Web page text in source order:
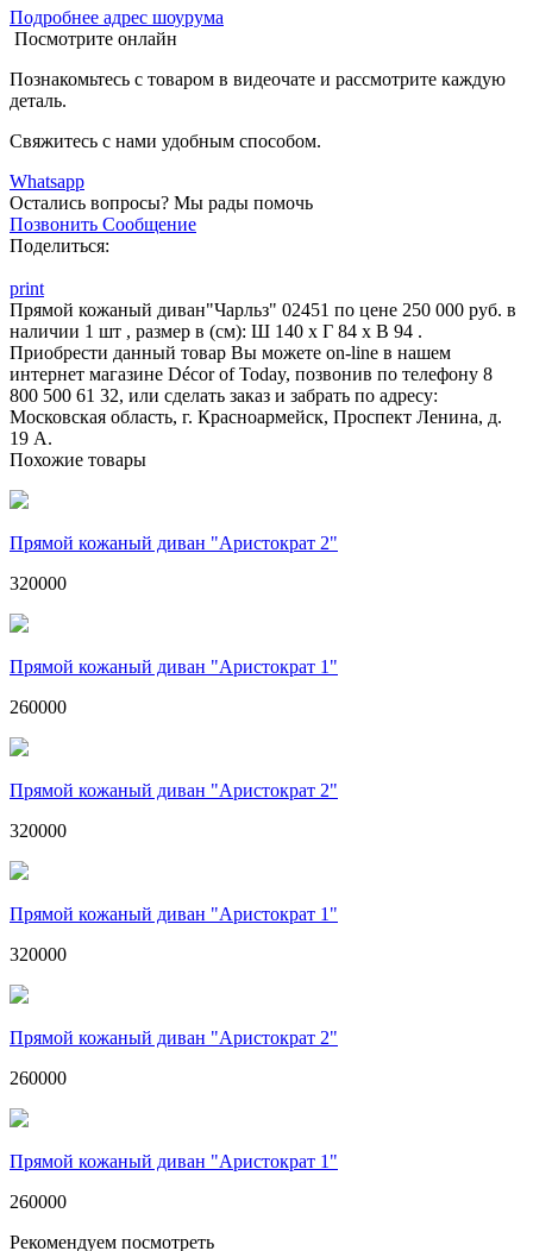
Подробнее адрес шоурума
Посмотрите онлайн
Познакомьтесь с товаром в видеочате и рассмотрите каждую
деталь.
Свяжитесь с нами удобным способом.
Whatsapp
Остались вопросы? Мы рады помочь
Позвонить Сообщение
Поделиться:
print
Прямой кожаный диван"Чарльз" 02451 по цене 250 000 руб. в
наличии 1 шт , размер в (см): Ш 140 x Г 84 x В 94 .
Приобрести данный товар Вы можете on-line в нашем
интернет магазине Décor of Today, позвонив по телефону 8
800 500 61 32, или сделать заказ и забрать по адресу:
Московская область, г. Красноармейск, Проспект Ленина, д.
19 А.
Похожие товары
Прямой кожаный диван "Аристократ 2"
320000
Прямой кожаный диван "Аристократ 1"
260000
Прямой кожаный диван "Аристократ 2"
320000
Прямой кожаный диван "Аристократ 1"
320000
Прямой кожаный диван "Аристократ 2"
260000
Прямой кожаный диван "Аристократ 1"
260000
Рекомендуем посмотреть